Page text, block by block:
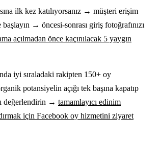
ilk kez katılıyorsanız → müşteri erişim
→ öncesi-sonrası giriş fotoğrafınızı
açılmadan önce kaçınılacak 5 yaygın
iyi sıraladaki rakipten 150+ oy
potansiyelin açığı tek başına kapatıp
değerlendirin → tamamlayıcı edinim
için Facebook oy hizmetini ziyaret